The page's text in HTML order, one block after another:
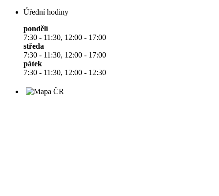
Úřední hodiny
pondělí
7:30 - 11:30, 12:00 - 17:00
středa
7:30 - 11:30, 12:00 - 17:00
pátek
7:30 - 11:30, 12:00 - 12:30